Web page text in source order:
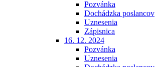
Pozvánka
Dochádzka poslancov
Uznesenia
Zápisnica
16. 12. 2024
Pozvánka
Uznesenia